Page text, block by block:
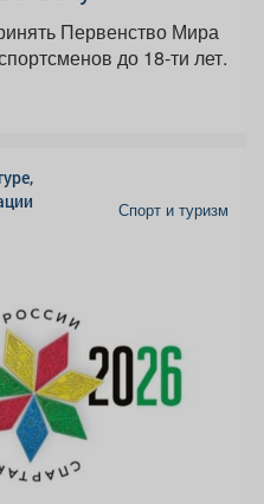
Первенство Мира
до 18-ти лет.
Спорт и туризм